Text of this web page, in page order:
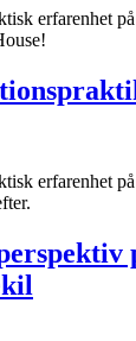
erfarenhet
erfarenhet